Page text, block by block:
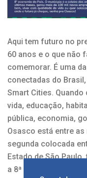
Aqui tem futuro no
60 anos e o que não
comemorar. É uma
conectadas do
Smart Cities.
vida, educação,
pública, economia,
Osasco está entre
segunda colocada
Estado de São
a 8ª economia do